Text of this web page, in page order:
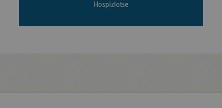
Hospizlotse